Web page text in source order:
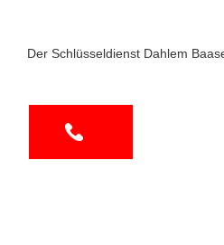
Der Schlüsseldienst Dahlem